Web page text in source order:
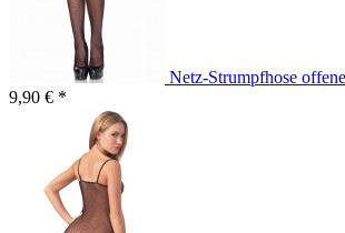
Netz-Strumpfhose
9,90 € *